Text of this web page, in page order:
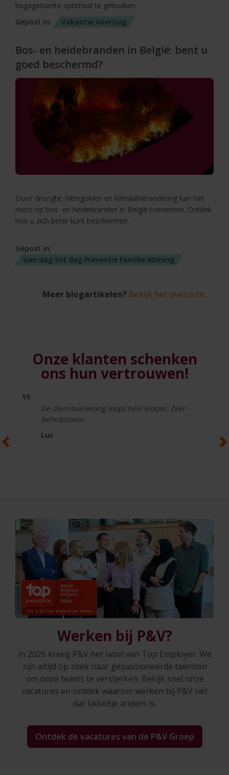
bagageruimte optimaal te gebruiken.
Gepost in:
Vakantie Voertuig
Bos- en heidebranden in België: bent u
goed beschermd?
Door droogte, hittegolven en klimaatverandering kan het
risico op bos- en heidebranden in België toenemen. Ontdek
hoe u zich beter kunt beschermen.
Gepost in:
Van dag tot dag Preventie Familie Woning
Meer blogartikelen? Bekijk het overzicht.
Onze klanten schenken
ons hun vertrouwen!
De dienstverlening loopt heel vlotjes. Zeer
behulpzaam.
Luc
Werken bij P&V?
In 2026 kreeg P&V het label van Top Employer. We
zijn altijd op zoek naar gepassioneerde talenten
om onze teams te versterken. Bekijk snel onze
vacatures en ontdek waarom werken bij P&V net
dat tikkeltje anders is.
Ontdek de vacatures van de P&V Groep